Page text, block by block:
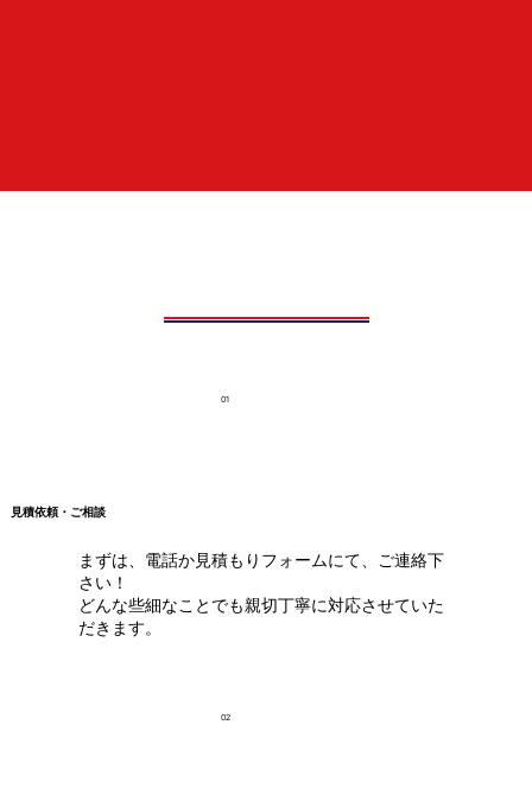
01
まずは、電話か見積もりフォームにて、ご連絡下
さい！
どんな些細なことでも親切丁寧に対応させていた
だきます。
見積依頼・ご相談
02